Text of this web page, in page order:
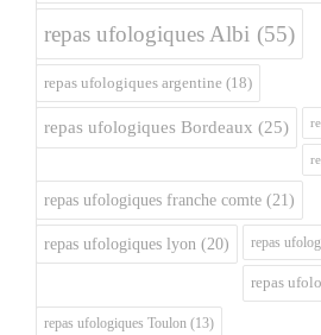
repas ufologiques Albi (55)
repas ufologiques argentine (18)
repas ufologiques Bordeaux (25)
repas ufologiques franche comte (21)
repas ufologiques lyon (20) repas
repas
repas ufologiques Toulon (13)